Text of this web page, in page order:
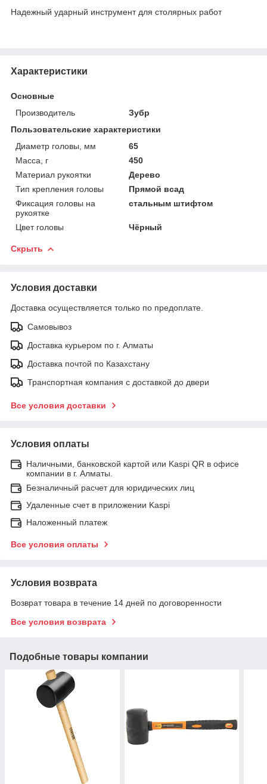
Надежный ударный инструмент для столярных работ
Характеристики
Основные
Производитель
Зубр
Пользовательские характеристики
Диаметр головы, мм
65
Масса, г
450
Материал рукоятки
Дерево
Тип крепления головы
Прямой всад
Фиксация головы на
рукоятке
стальным штифтом
Цвет головы Чёрный
Скрыть
Условия доставки
Доставка осуществляется только по предоплате.
Самовывоз
Доставка курьером по г. Алматы
Доставка почтой по Казахстану
Транспортная компания с доставкой до двери
Все условия доставки
Условия оплаты
Наличными, банковской картой или Kaspi QR в офисе
компании в г. Алматы.
Безналичный расчет для юридических лиц
Удаленные счет в приложении Kaspi
Наложенный платеж
Все условия оплаты
Условия возврата
Возврат товара в течение 14 дней по договоренности
Все условия возврата
Подобные товары компании